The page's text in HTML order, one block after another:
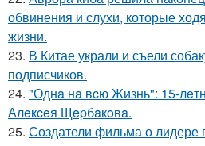
обвинения и слухи, которые
жизни.
23. В Китае украли и съели
подписчиков.
24. "Однa нa вcю Жизнь": 15-
Алeкceя Щepбaкoвa.
25. Создатели фильма о лидере